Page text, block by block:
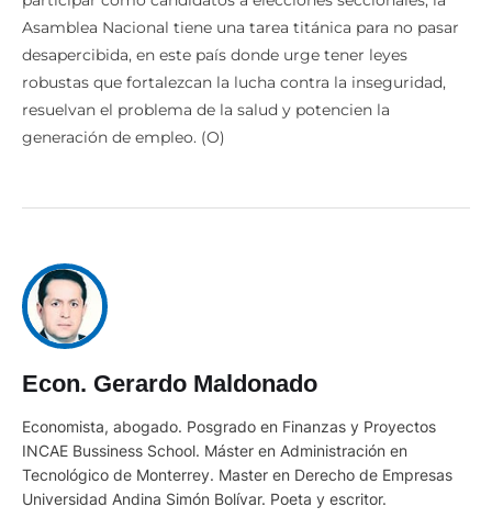
Asamblea Nacional tiene una tarea titánica para no pasar
desapercibida, en este país donde urge tener leyes
robustas que fortalezcan la lucha contra la inseguridad,
resuelvan el problema de la salud y potencien la
generación de empleo. (O)
Econ. Gerardo Maldonado
Economista, abogado. Posgrado en Finanzas y Proyectos
INCAE Bussiness School. Máster en Administración en
Tecnológico de Monterrey. Master en Derecho de Empresas
Universidad Andina Simón Bolívar. Poeta y escritor.